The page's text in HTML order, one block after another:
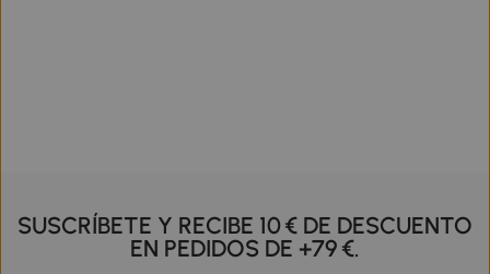
SUSCRÍBETE Y RECIBE 10 € DE DESCUENTO
EN PEDIDOS DE +79 €.